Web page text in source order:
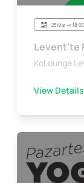
23 Mar @ 18:00
Levent'te
KoLounge
View Details